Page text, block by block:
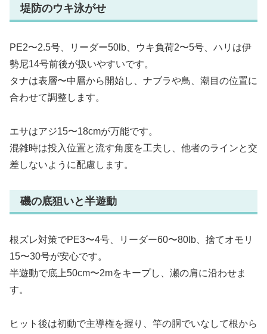
堤防のウキ泳がせ
PE2〜2.5号、リーダー50lb、ウキ負荷2〜5号、ハリは伊
勢尼14号前後が扱いやすいです。
タナは表層〜中層から開始し、ナブラや鳥、潮目の位置に
合わせて調整します。
エサはアジ15〜18cmが万能です。
混雑時は投入位置と流す角度を工夫し、他者のラインと交
差しないように配慮します。
磯の底狙いと半遊動
根ズレ対策でPE3〜4号、リーダー60〜80lb、捨てオモリ
15〜30号が安心です。
半遊動で底上50cm〜2mをキープし、瀬の肩に沿わせま
す。
ヒット後は初動で主導権を握り、竿の胴でいなして根から